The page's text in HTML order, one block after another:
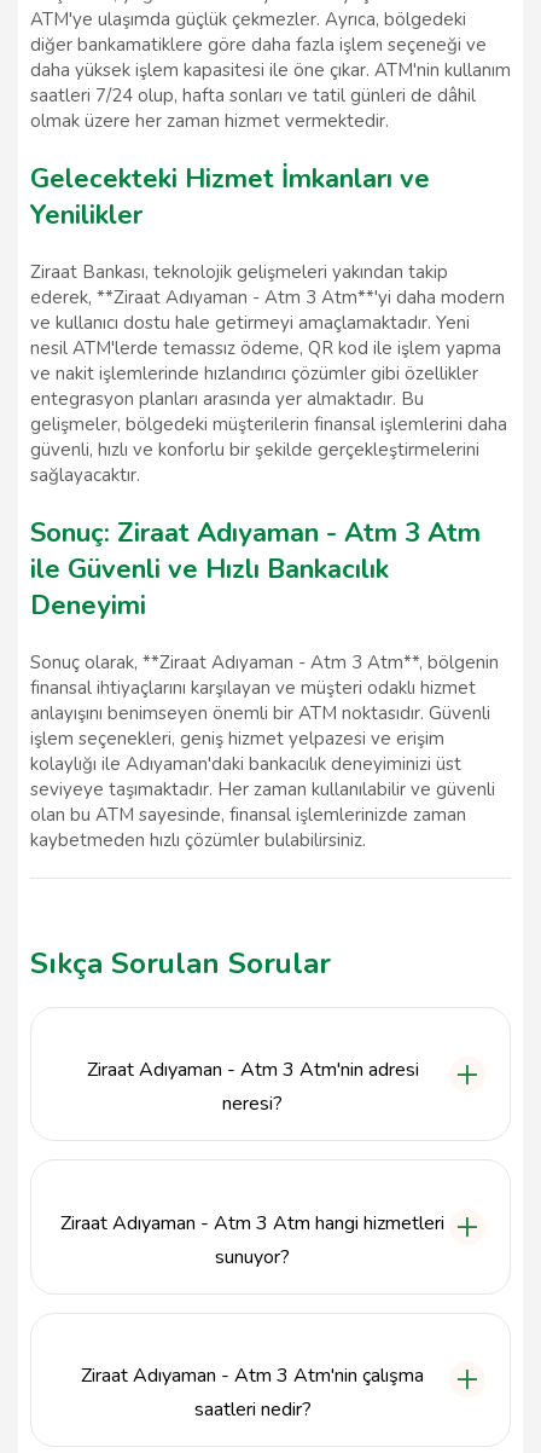
ATM'ye ulaşımda güçlük çekmezler. Ayrıca, bölgedeki
diğer bankamatiklere göre daha fazla işlem seçeneği ve
daha yüksek işlem kapasitesi ile öne çıkar. ATM'nin kullanım
saatleri 7/24 olup, hafta sonları ve tatil günleri de dâhil
olmak üzere her zaman hizmet vermektedir.
Gelecekteki Hizmet İmkanları ve
Yenilikler
Ziraat Bankası, teknolojik gelişmeleri yakından takip
ederek, **Ziraat Adıyaman - Atm 3 Atm**'yi daha modern
ve kullanıcı dostu hale getirmeyi amaçlamaktadır. Yeni
nesil ATM'lerde temassız ödeme, QR kod ile işlem yapma
ve nakit işlemlerinde hızlandırıcı çözümler gibi özellikler
entegrasyon planları arasında yer almaktadır. Bu
gelişmeler, bölgedeki müşterilerin finansal işlemlerini daha
güvenli, hızlı ve konforlu bir şekilde gerçekleştirmelerini
sağlayacaktır.
Sonuç: Ziraat Adıyaman - Atm 3 Atm
ile Güvenli ve Hızlı Bankacılık
Deneyimi
Sonuç olarak, **Ziraat Adıyaman - Atm 3 Atm**, bölgenin
finansal ihtiyaçlarını karşılayan ve müşteri odaklı hizmet
anlayışını benimseyen önemli bir ATM noktasıdır. Güvenli
işlem seçenekleri, geniş hizmet yelpazesi ve erişim
kolaylığı ile Adıyaman'daki bankacılık deneyiminizi üst
seviyeye taşımaktadır. Her zaman kullanılabilir ve güvenli
olan bu ATM sayesinde, finansal işlemlerinizde zaman
kaybetmeden hızlı çözümler bulabilirsiniz.
Sıkça Sorulan Sorular
Ziraat Adıyaman - Atm 3 Atm'nin adresi
neresi?
Ziraat Adıyaman - Atm 3 Atm hangi hizmetleri
sunuyor?
sunmaktadır.
Ziraat Adıyaman - Atm 3 Atm'nin çalışma
saatleri nedir?